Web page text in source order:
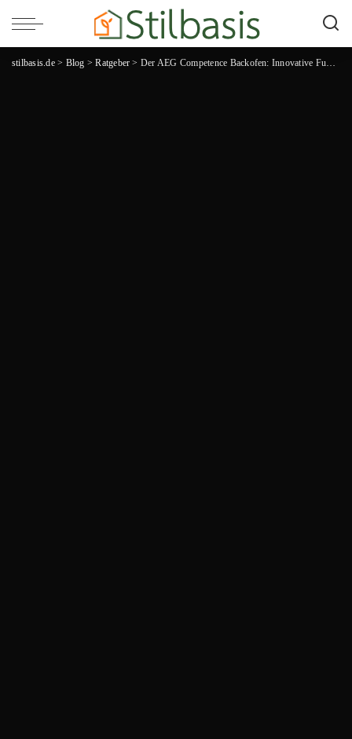
stilbasis.de> Blog >Ratgeber > Der AEG Competence Backofen: Innovative Funktionen und stilvolles Design im Test